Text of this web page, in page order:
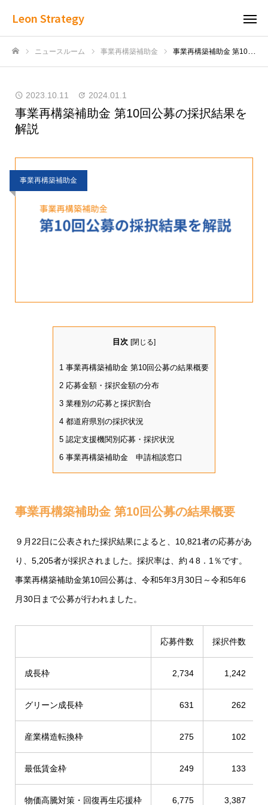
Leon Strategy
ニュースルーム 事業再構築補助金 事業再構築補助金 第10回公募の採択結果を解説
2023.10.11 2024.01.1
事業再構築補助金 第10回公募の採択結果を
解説
事業再構築補助金
目次 [閉じる]
1 事業再構築補助金 第10回公募の結果概要
2 応募金額・採択金額の分布
3 業種別の応募と採択割合
4 都道府県別の採択状況
5 認定支援機関別応募・採択状況
6 事業再構築補助金 申請相談窓口
事業再構築補助金 第10回公募の結果概要
９月22日に公表された採択結果によると、10,821者の応募があ
り、5,205者が採択されました。採択率は、約４8．1％です。
事業再構築補助金第10回公募は、令和5年3月30日～令和5年6
月30日まで公募が行われました。
応募件数 採択件数
成長枠 2,734 1,242
グリーン成長枠 631 262
産業構造転換枠 275 102
最低賃金枠 249 133
物価高騰対策・回復再生応援枠 6,775 3,387